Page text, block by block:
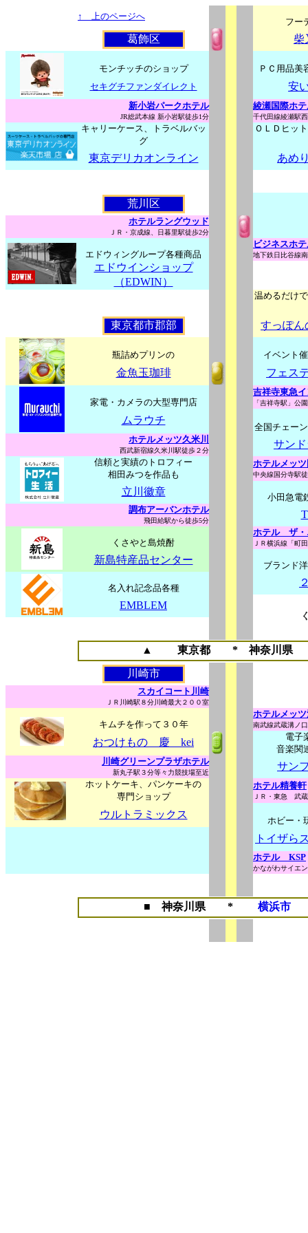
↑ 上のページへ
フー
葛飾区 柴
モンチッチのショップ
ＰＣ用品美
セキグチファンダイレクト
安
新小岩パークホテル
JR総武本線 新小岩駅徒歩1分
綾瀬国際ホ
千代田線綾瀬駅
キャリーケース、トラベルバッ
グ
ＯＬＤヒッ
東京デリカオンライン あめ
荒川区
ホテルラングウッド
ＪＲ・京成線、日暮里駅徒歩2分
エドウィングループ各種商品
ビジネスホ
地下鉄日比谷線
エドウインショップ
（EDWIN）
温めるだけ
東京都市郡部 すっぽ
瓶詰めプリンの イベント
金魚玉珈琲 フェス
家電・カメラの大型専門店
吉祥寺東急
「吉祥寺駅」公
ムラウチ
全国チェー
ホテルメッツ久米川
西武新宿線久米川駅徒歩２分
サンド
信頼と実績のトロフィー
相田みつを作品も
ホテルメッ
中央線国分寺駅
立川徽章
小田急電
調布アーバンホテル
飛田給駅から徒歩5分
くさやと島焼酎
ホテル ザ・
ＪＲ横浜線「町
新島特産品センター ブランド
名入れ記念品各種
EMBLEM
▲ 東京都 *神奈川県
川崎市
スカイコート川崎
ＪＲ川崎駅８分川崎最大２００室
キムチを作って３０年
ホテルメッ
南武線武蔵溝ノ
おつけもの 慶 kei
電子
音楽関
川崎グリーンプラザホテル
新丸子駅３分等々力競技場至近
サン
ホットケーキ、パンケーキの
専門ショップ
ホテル精養軒
ＪＲ・東急 武
ウルトラミックス
ホビー・
トイザら
ホテル KSP
かながわサイエ
■神奈川県 * 横浜市